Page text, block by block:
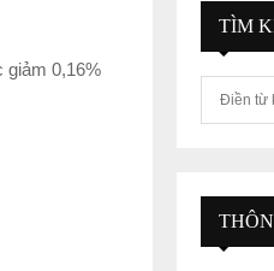
giảm 0,16%
TÌM